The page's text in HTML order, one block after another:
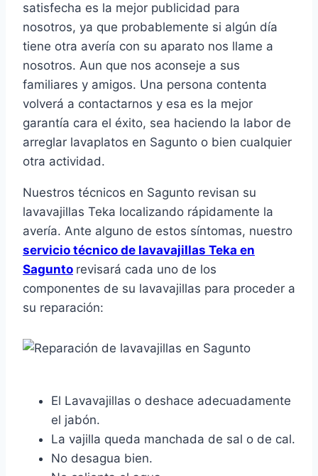
satisfecha es la mejor publicidad para
nosotros, ya que probablemente si algún día
tiene otra avería con su aparato nos llame a
nosotros. Aun que nos aconseje a sus
familiares y amigos. Una persona contenta
volverá a contactarnos y esa es la mejor
garantía cara el éxito, sea haciendo la labor de
arreglar lavaplatos en Sagunto o bien cualquier
otra actividad.
Nuestros técnicos en Sagunto revisan su
lavavajillas Teka localizando rápidamente la
avería. Ante alguno de estos síntomas, nuestro
servicio técnico de lavavajillas Teka en
Sagunto revisará cada uno de los
componentes de su lavavajillas para proceder a
su reparación:
El Lavavajillas o deshace adecuadamente
el jabón.
La vajilla queda manchada de sal o de cal.
No desagua bien.